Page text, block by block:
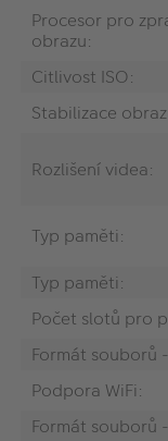
Procesor pro
obrazu:
Citlivost ISO:
Stabilizace
Rozlišení videa:
Typ paměti:
Typ paměti:
Počet slotů pro
Formát souborů
Podpora WiFi:
Formát souborů